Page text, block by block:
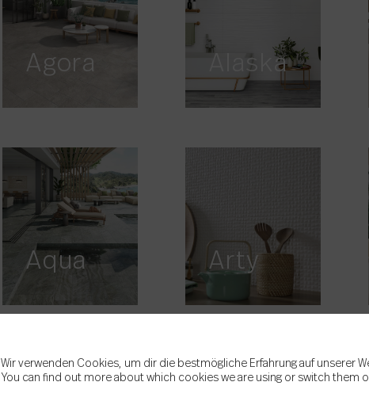
Agora Alaska
Aqua Arty
Wir verwenden Cookies, um dir die bestmögliche Erfahrung auf unserer
You can find out more about which cookies we are using or switch them